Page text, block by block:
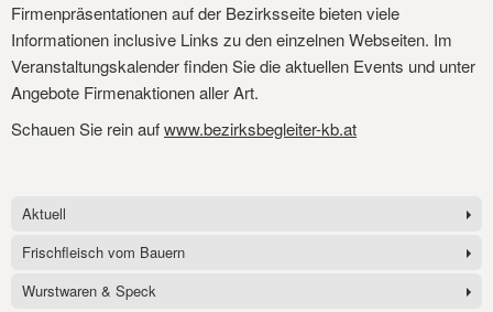
Firmenpräsentationen auf der Bezirksseite bieten viele
Informationen inclusive Links zu den einzelnen Webseiten. Im
Veranstaltungskalender finden Sie die aktuellen Events und unter
Angebote Firmenaktionen aller Art.
Schauen Sie rein aufwww.bezirksbegleiter-kb.at
Aktuell
Frischfleisch vom Bauern
Wurstwaren & Speck